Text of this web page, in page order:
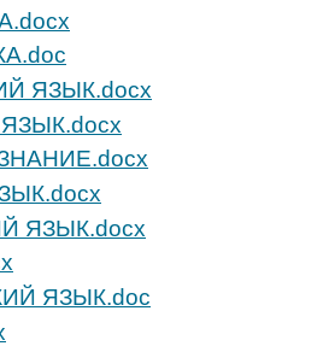
ЯЗЫК.docx
ЯЗЫК.docx
ЯЗЫК.doc